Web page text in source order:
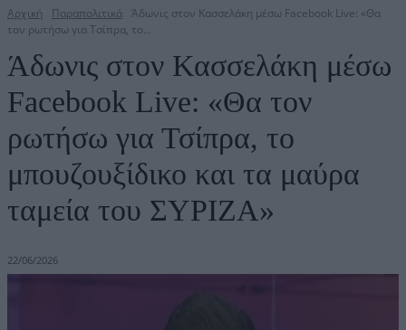
Αρχική Παραπολιτικά Άδωνις στον Κασσελάκη μέσω Facebook Live: «Θα
τον ρωτήσω για Τσίπρα, το...
Άδωνις στον Κασσελάκη μέσω
Facebook Live: «Θα τον
ρωτήσω για Τσίπρα, το
μπουζουξίδικο και τα μαύρα
ταμεία του ΣΥΡΙΖΑ»
22/06/2026